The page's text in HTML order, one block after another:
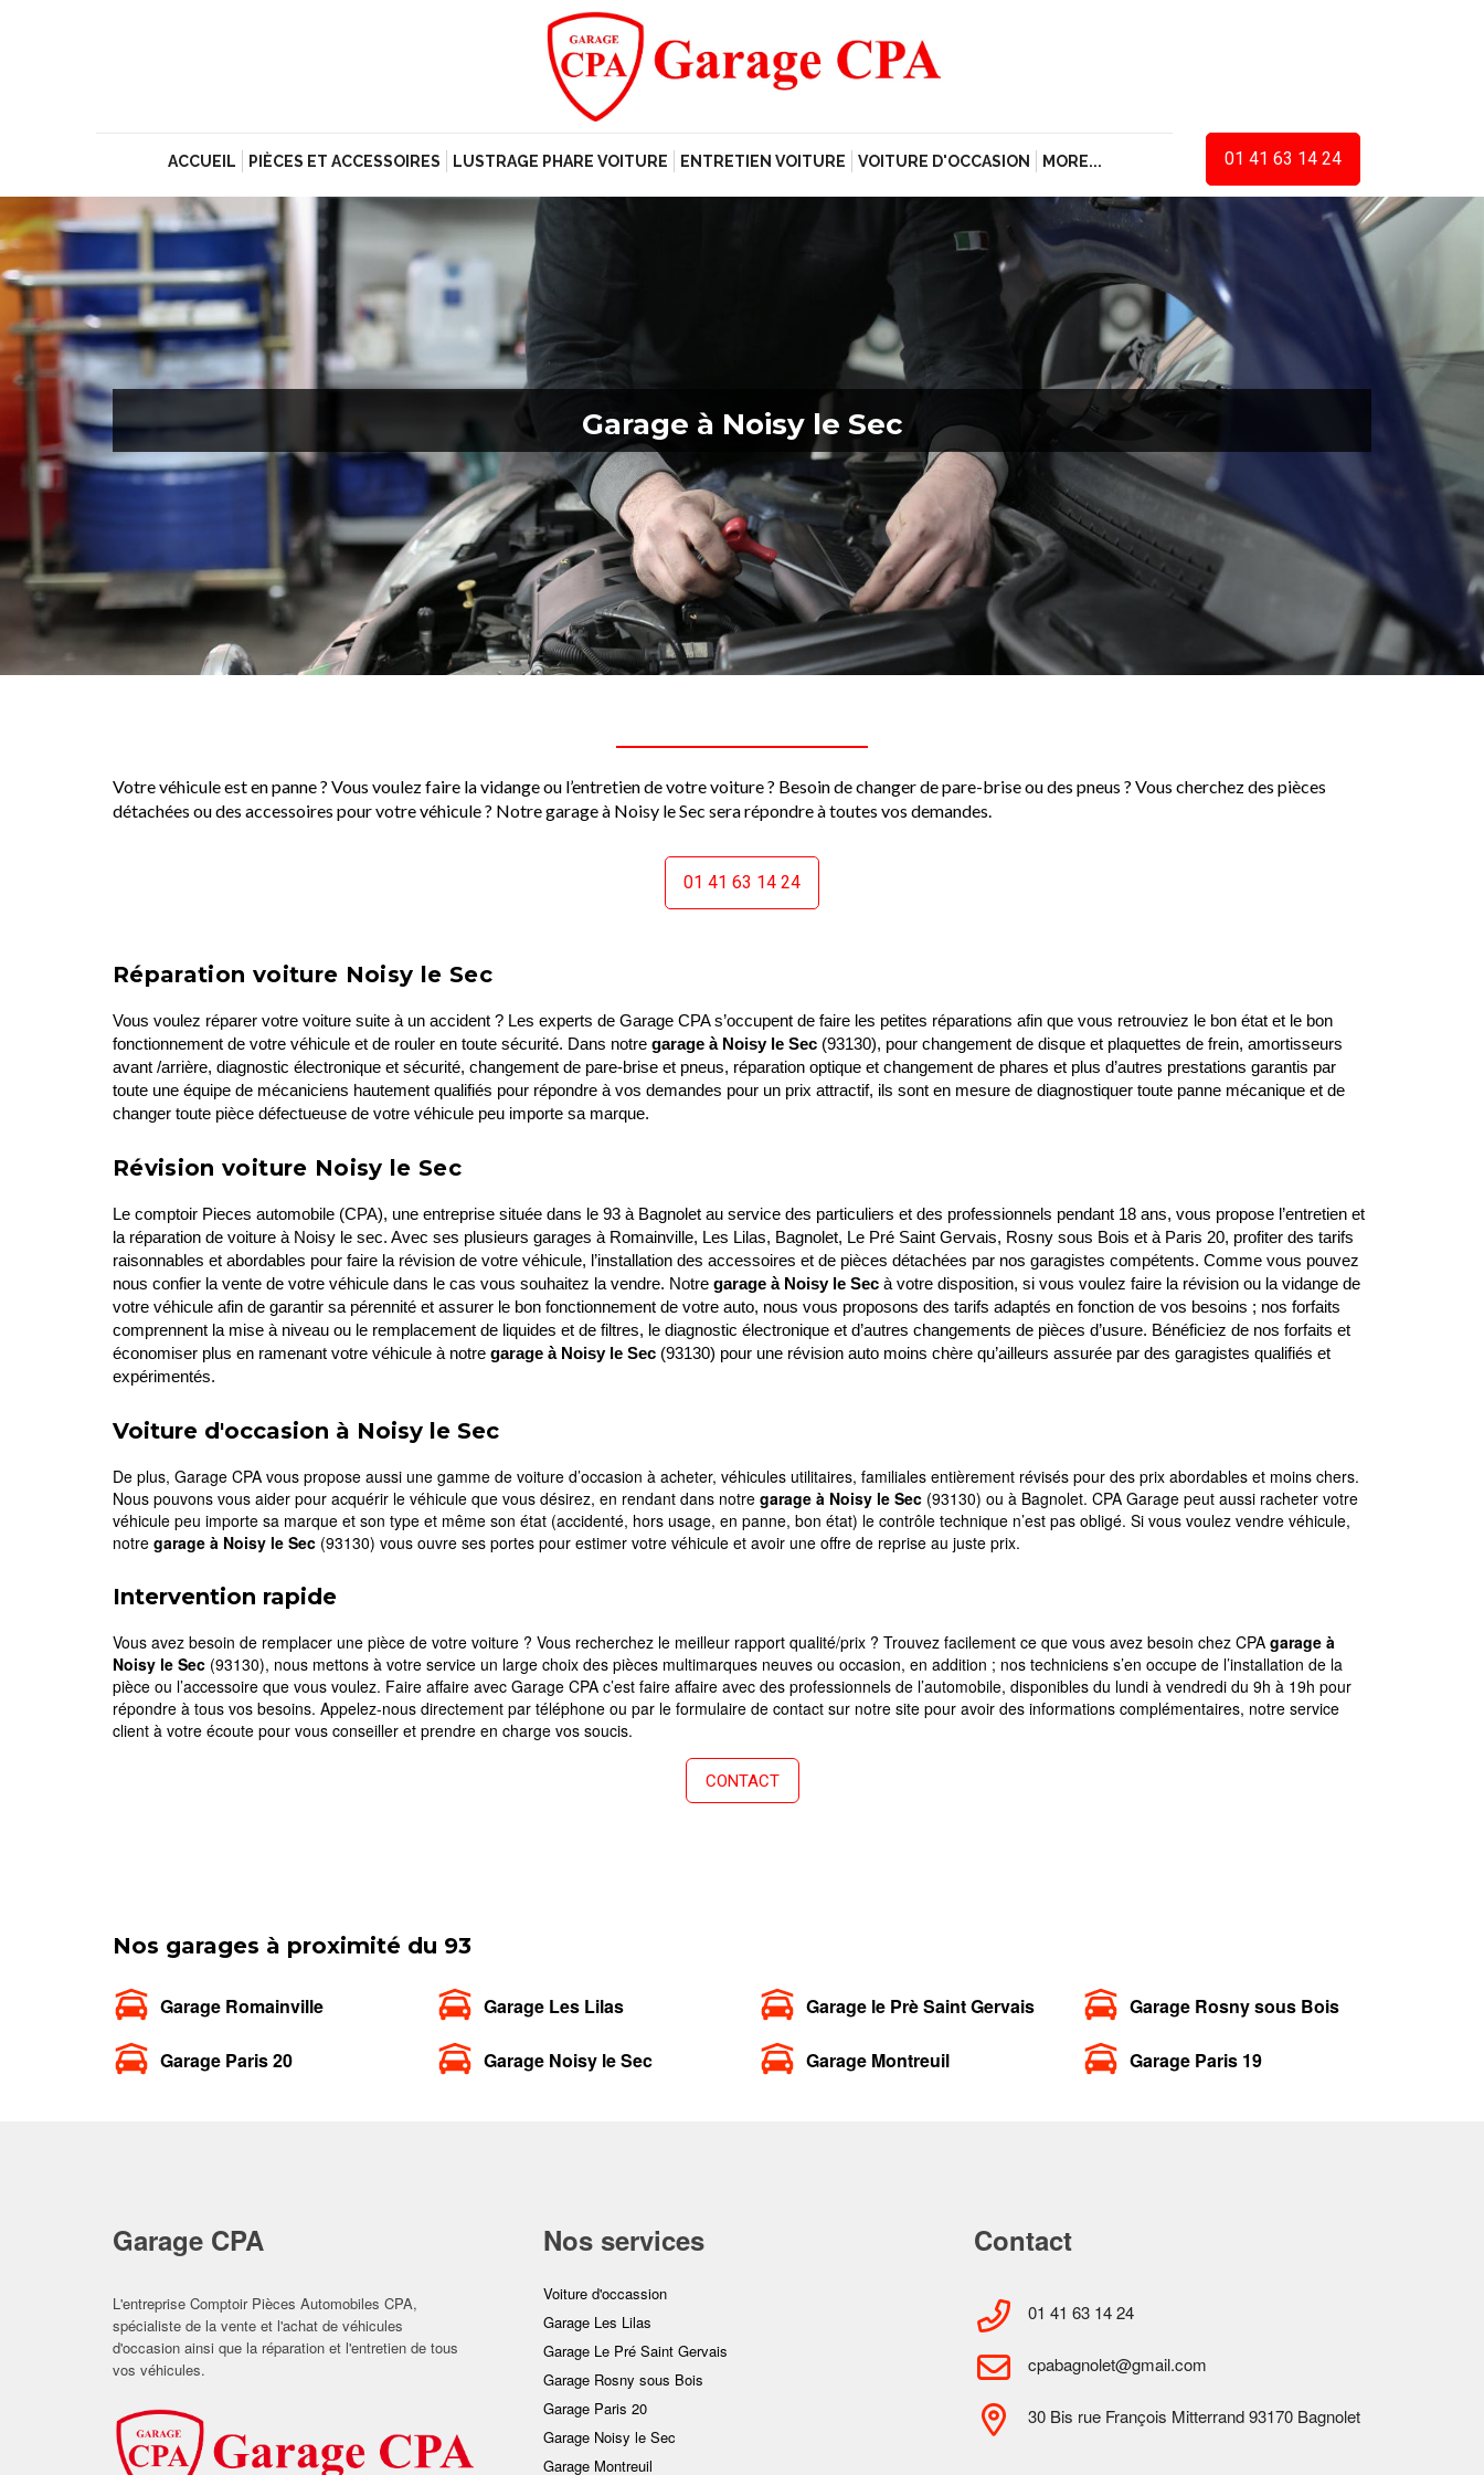
ACCUEIL PIÈCES ET ACCESSOIRES LUSTRAGE PHARE VOITURE ENTRETIEN VOITURE VOITURE D'OCCASION MORE... 01 41 63 14 24
Garage à Noisy le Sec
Votre véhicule est en panne ? Vous voulez faire la vidange ou l’entretien de votre voiture ? Besoin de changer de pare-brise ou des pneus ? Vous cherchez des pièces
détachées ou des accessoires pour votre véhicule ? Notre garage à Noisy le Sec sera répondre à toutes vos demandes.
01 41 63 14 24
Réparation voiture Noisy le Sec
Vous voulez réparer votre voiture suite à un accident ? Les experts de Garage CPA s’occupent de faire les petites réparations afin que vous retrouviez le bon état et le bon
fonctionnement de votre véhicule et de rouler en toute sécurité. Dans notre garage à Noisy le Sec (93130), pour changement de disque et plaquettes de frein, amortisseurs
avant /arrière, diagnostic électronique et sécurité, changement de pare-brise et pneus, réparation optique et changement de phares et plus d’autres prestations garantis par
toute une équipe de mécaniciens hautement qualifiés pour répondre à vos demandes pour un prix attractif, ils sont en mesure de diagnostiquer toute panne mécanique et de
changer toute pièce défectueuse de votre véhicule peu importe sa marque.
Révision voiture Noisy le Sec
Le comptoir Pieces automobile (CPA), une entreprise située dans le 93 à Bagnolet au service des particuliers et des professionnels pendant 18 ans, vous propose l’entretien et
la réparation de voiture à Noisy le sec. Avec ses plusieurs garages à Romainville, Les Lilas, Bagnolet, Le Pré Saint Gervais, Rosny sous Bois et à Paris 20, profiter des tarifs
raisonnables et abordables pour faire la révision de votre véhicule, l’installation des accessoires et de pièces détachées par nos garagistes compétents. Comme vous pouvez
nous confier la vente de votre véhicule dans le cas vous souhaitez la vendre. Notre garage à Noisy le Sec à votre disposition, si vous voulez faire la révision ou la vidange de
votre véhicule afin de garantir sa pérennité et assurer le bon fonctionnement de votre auto, nous vous proposons des tarifs adaptés en fonction de vos besoins ; nos forfaits
comprennent la mise à niveau ou le remplacement de liquides et de filtres, le diagnostic électronique et d’autres changements de pièces d’usure. Bénéficiez de nos forfaits et
économiser plus en ramenant votre véhicule à notre garage à Noisy le Sec (93130) pour une révision auto moins chère qu’ailleurs assurée par des garagistes qualifiés et
expérimentés.
Voiture d'occasion à Noisy le Sec
De plus, Garage CPA vous propose aussi une gamme de voiture d’occasion à acheter, véhicules utilitaires, familiales entièrement révisés pour des prix abordables et moins chers.
Nous pouvons vous aider pour acquérir le véhicule que vous désirez, en rendant dans notre garage à Noisy le Sec (93130) ou à Bagnolet. CPA Garage peut aussi racheter votre
véhicule peu importe sa marque et son type et même son état (accidenté, hors usage, en panne, bon état) le contrôle technique n’est pas obligé. Si vous voulez vendre véhicule,
notre garage à Noisy le Sec (93130) vous ouvre ses portes pour estimer votre véhicule et avoir une offre de reprise au juste prix.
Intervention rapide
Vous avez besoin de remplacer une pièce de votre voiture ? Vous recherchez le meilleur rapport qualité/prix ? Trouvez facilement ce que vous avez besoin chez CPA garage à
Noisy le Sec (93130), nous mettons à votre service un large choix des pièces multimarques neuves ou occasion, en addition ; nos techniciens s’en occupe de l’installation de la
pièce ou l’accessoire que vous voulez. Faire affaire avec Garage CPA c’est faire affaire avec des professionnels de l’automobile, disponibles du lundi à vendredi du 9h à 19h pour
répondre à tous vos besoins. Appelez-nous directement par téléphone ou par le formulaire de contact sur notre site pour avoir des informations complémentaires, notre service
client à votre écoute pour vous conseiller et prendre en charge vos soucis.
CONTACT
Nos garages à proximité du 93
Garage Romainville
Garage Paris 20
Garage Les Lilas
Garage Noisy le Sec
Garage le Prè Saint Gervais
Garage Montreuil
Garage Rosny sous Bois
Garage Paris 19
Garage CPA
L'entreprise Comptoir Pièces Automobiles CPA,
spécialiste de la vente et l'achat de véhicules
d'occasion ainsi que la réparation et l'entretien de tous
vos véhicules.
Nos services
Voiture d'occassion
Garage Les Lilas
Garage Le Pré Saint Gervais
Garage Rosny sous Bois
Garage Paris 20
Garage Noisy le Sec
Garage Montreuil
Contact
01 41 63 14 24
cpabagnolet@gmail.com
30 Bis rue François Mitterrand 93170 Bagnolet